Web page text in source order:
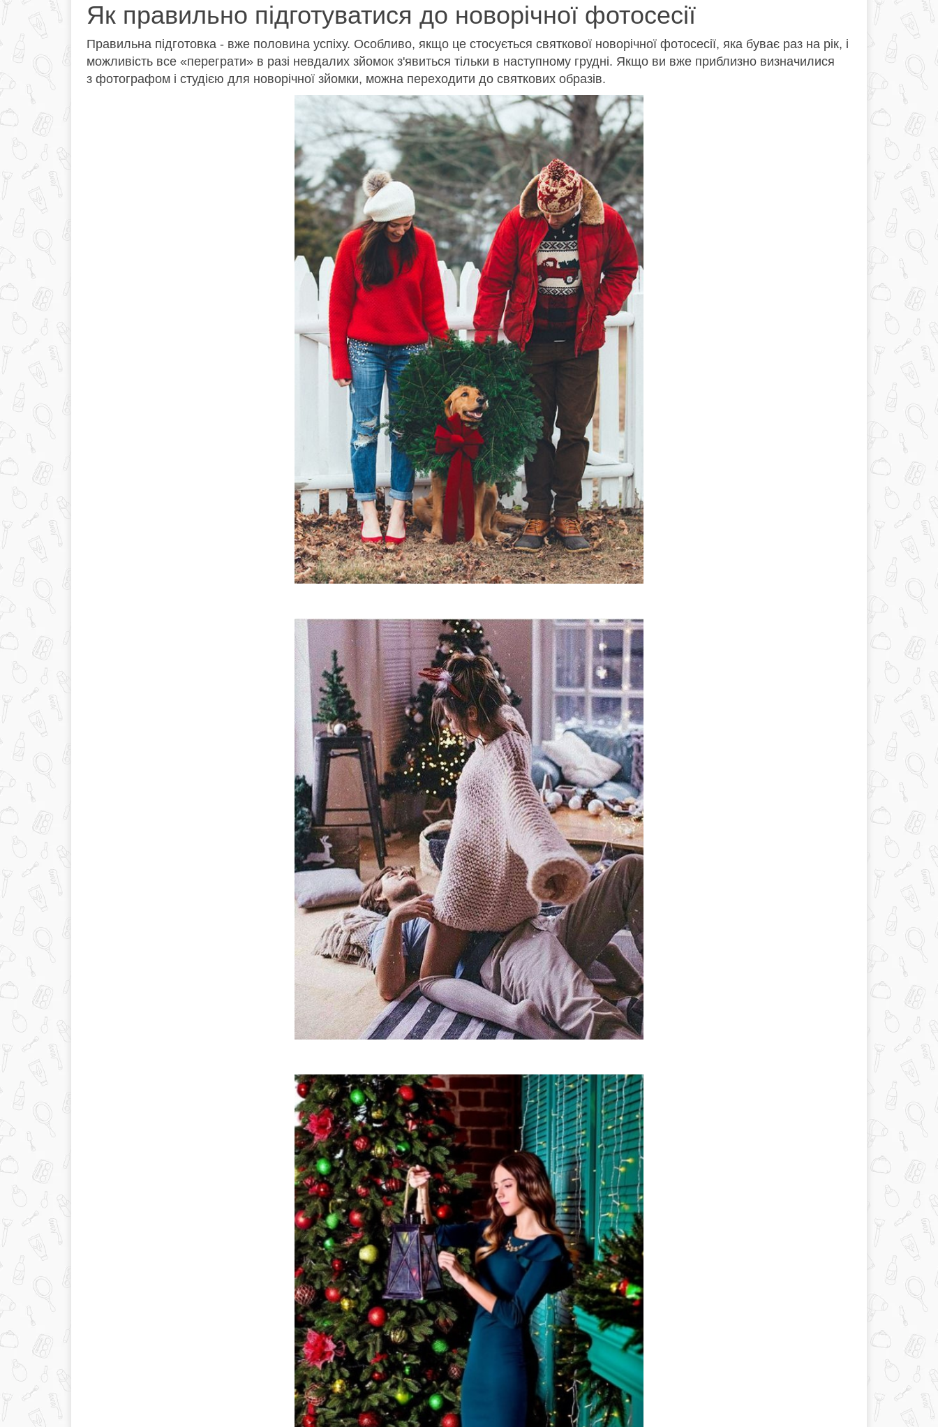
Як правильно підготуватися до новорічної фотосесії
Правильна підготовка - вже половина успіху. Особливо, якщо це стосується святкової новорічної фотосесії, яка буває раз на рік, і
можливість все «переграти» в разі невдалих зйомок з'явиться тільки в наступному грудні. Якщо ви вже приблизно визначилися
з фотографом і студією для новорічної зйомки, можна переходити до святкових образів.